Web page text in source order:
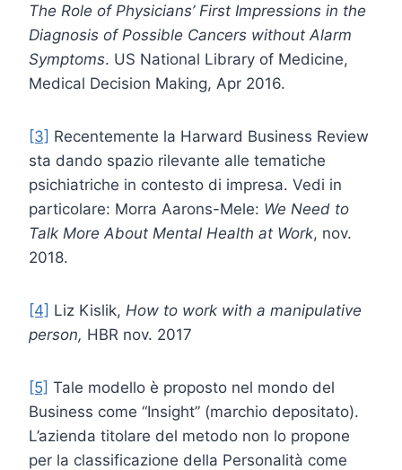
The Role of Physicians’ First Impressions in the
Diagnosis of Possible Cancers without Alarm
Symptoms. US National Library of Medicine,
Medical Decision Making, Apr 2016.
[3] Recentemente la Harward Business Review
sta dando spazio rilevante alle tematiche
psichiatriche in contesto di impresa. Vedi in
particolare: Morra Aarons-Mele: We Need to
Talk More About Mental Health at Work, nov.
2018.
[4] Liz Kislik, How to work with a manipulative
person, HBR nov. 2017
[5] Tale modello è proposto nel mondo del
Business come “Insight” (marchio depositato).
L’azienda titolare del metodo non lo propone
per la classificazione della Personalità come